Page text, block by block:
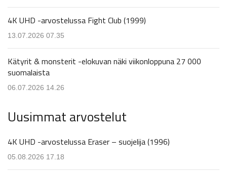
4K UHD -arvostelussa Fight Club (1999)
13.07.2026 07.35
Kätyrit & monsterit -elokuvan näki viikonloppuna 27 000
suomalaista
06.07.2026 14.26
Uusimmat arvostelut
4K UHD -arvostelussa Eraser – suojelija (1996)
05.08.2026 17.18